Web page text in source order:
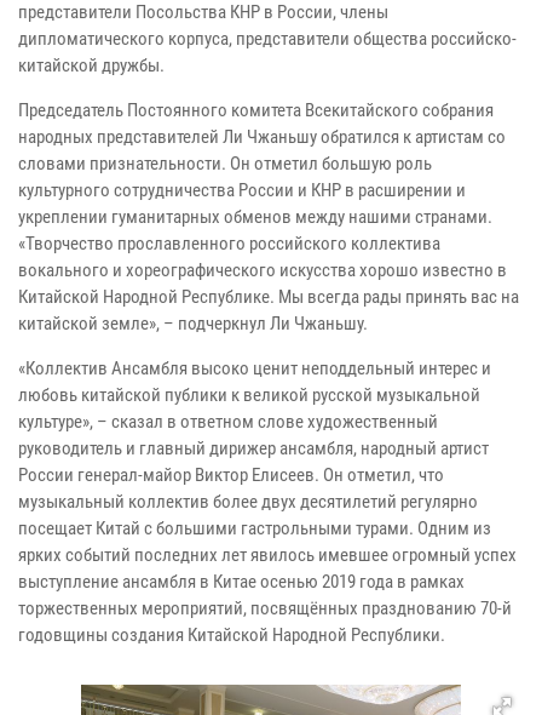
представители Посольства КНР в России, члены
дипломатического корпуса, представители общества российско-
китайской дружбы.
Председатель Постоянного комитета Всекитайского собрания
народных представителей Ли Чжаньшу обратился к артистам со
словами признательности. Он отметил большую роль
культурного сотрудничества России и КНР в расширении и
укреплении гуманитарных обменов между нашими странами.
«Творчество прославленного российского коллектива
вокального и хореографического искусства хорошо известно в
Китайской Народной Республике. Мы всегда рады принять вас на
китайской земле», – подчеркнул Ли Чжаньшу.
«Коллектив Ансамбля высоко ценит неподдельный интерес и
любовь китайской публики к великой русской музыкальной
культуре», – сказал в ответном слове художественный
руководитель и главный дирижер ансамбля, народный артист
России генерал-майор Виктор Елисеев. Он отметил, что
музыкальный коллектив более двух десятилетий регулярно
посещает Китай с большими гастрольными турами. Одним из
ярких событий последних лет явилось имевшее огромный успех
выступление ансамбля в Китае осенью 2019 года в рамках
торжественных мероприятий, посвящённых празднованию 70-й
годовщины создания Китайской Народной Республики.